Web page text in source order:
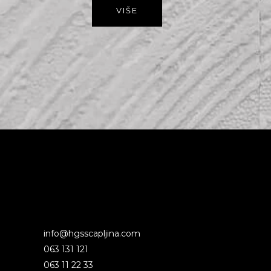
VIŠE
info@hgsscapljina.com
063 131 121
063 11 22 33